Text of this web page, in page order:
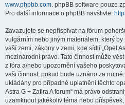
www.phpbb.com. phpBB software pouze
Pro další informace o phpBB navštivte:
Zavazujete se nepřispívat na fórum
vulgárním nebo jiným materiálem, který
vaší zemi, zákony v zemi, kde sídlí „Opel
mezinárodní právo. Tato činnost může
z fóra a/nebo upozornění vašeho
vaši činnost, pokud bude uznáno za
ukládány pro případné uplatnění těchto
Astra G + Zafira A forum“ má právo
uzamknout jakékoliv téma nebo